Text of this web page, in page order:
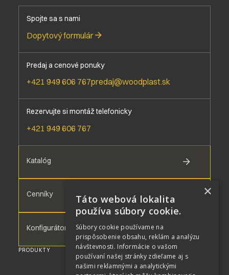
Spojte sa s nami
Dopytový formulár
Predaj a cenové ponuky
+421 949 606 767predaj@woodplast.sk
Rezervujte si montáž telefonicky
+421 949 606 767
Katalóg
Cenníky
Konfigurátor
PRODUKTY
WPC DOSKY
WPC TERASA
WPC FASÁDA
×
Táto webová lokalita
používa súbory cookie.
Súbory cookie používame na
prispôsobenie obsahu, reklám a analýzu
návštevnosti. Informácie o vašom
používaní našej stránky zdieľame aj s
našimi reklamnými a analytickými